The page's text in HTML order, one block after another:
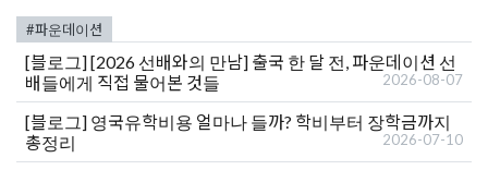
#파운데이션
[블로그][2026 선배와의 만남] 출국 한 달 전, 파운데이션 선
배들에게 직접 물어본 것들
2026-08-07
[블로그] 영국유학비용 얼마나 들까? 학비부터 장학금까지
총정리
2026-07-10